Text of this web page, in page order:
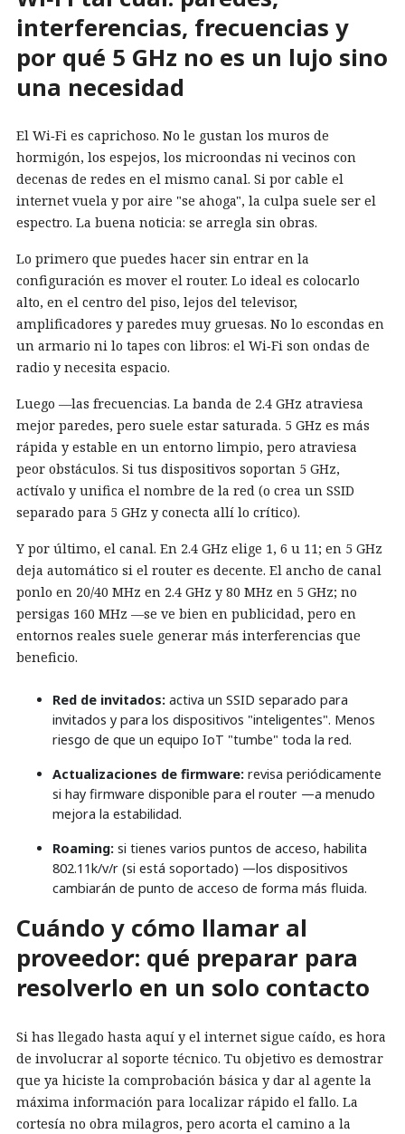
interferencias, frecuencias y
por qué 5 GHz no es un lujo sino
una necesidad
El Wi‑Fi es caprichoso. No le gustan los muros de
hormigón, los espejos, los microondas ni vecinos con
decenas de redes en el mismo canal. Si por cable el
internet vuela y por aire "se ahoga", la culpa suele ser el
espectro. La buena noticia: se arregla sin obras.
Lo primero que puedes hacer sin entrar en la
configuración es mover el router. Lo ideal es colocarlo
alto, en el centro del piso, lejos del televisor,
amplificadores y paredes muy gruesas. No lo escondas en
un armario ni lo tapes con libros: el Wi‑Fi son ondas de
radio y necesita espacio.
Luego —las frecuencias. La banda de 2.4 GHz atraviesa
mejor paredes, pero suele estar saturada. 5 GHz es más
rápida y estable en un entorno limpio, pero atraviesa
peor obstáculos. Si tus dispositivos soportan 5 GHz,
actívalo y unifica el nombre de la red (o crea un SSID
separado para 5 GHz y conecta allí lo crítico).
Y por último, el canal. En 2.4 GHz elige 1, 6 u 11; en 5 GHz
deja automático si el router es decente. El ancho de canal
ponlo en 20/40 MHz en 2.4 GHz y 80 MHz en 5 GHz; no
persigas 160 MHz —se ve bien en publicidad, pero en
entornos reales suele generar más interferencias que
beneficio.
Red de invitados: activa un SSID separado para
invitados y para los dispositivos "inteligentes". Menos
riesgo de que un equipo IoT "tumbe" toda la red.
Actualizaciones de firmware: revisa periódicamente
si hay firmware disponible para el router —a menudo
mejora la estabilidad.
Roaming: si tienes varios puntos de acceso, habilita
802.11k/v/r (si está soportado) —los dispositivos
cambiarán de punto de acceso de forma más fluida.
Cuándo y cómo llamar al
proveedor: qué preparar para
resolverlo en un solo contacto
Si has llegado hasta aquí y el internet sigue caído, es hora
de involucrar al soporte técnico. Tu objetivo es demostrar
que ya hiciste la comprobación básica y dar al agente la
máxima información para localizar rápido el fallo. La
cortesía no obra milagros, pero acorta el camino a la